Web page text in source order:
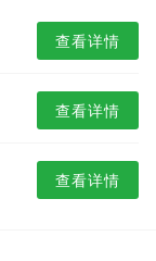
查看详情
查看详情
查看详情